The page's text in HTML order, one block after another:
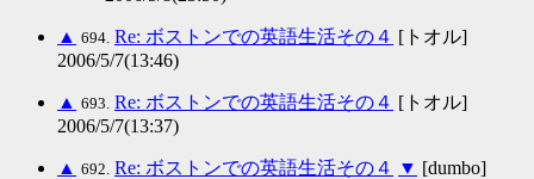
▲ 694. Re: ボストンでの英語生活その４ [トオル]
2006/5/7(13:46)
▲ 693. Re: ボストンでの英語生活その４ [トオル]
2006/5/7(13:37)
▲ 692. Re: ボストンでの英語生活その４ ▼ [dumbo]